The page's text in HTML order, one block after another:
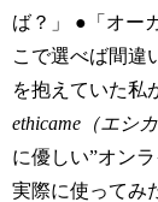
ば？」 ●「オー
こで選べば間違
を抱えていた私
ethicame（エシカ
に優しい”オン
実際に使ってみ